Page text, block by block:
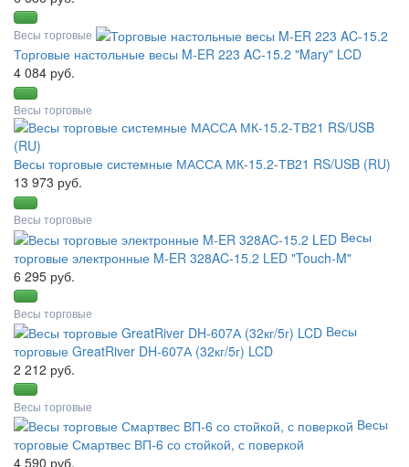
Весы торговые
Торговые настольные весы M-ER 223 AC-15.2 "Mary" LCD
4 084 руб.
Весы торговые
Весы торговые системные МАССА МК-15.2-ТВ21 RS/USB (RU)
13 973 руб.
Весы торговые
Весы
торговые электронные M-ER 328AC-15.2 LED "Touch-M"
6 295 руб.
Весы торговые
Весы
торговые GreatRiver DH-607А (32кг/5г) LCD
2 212 руб.
Весы торговые
Весы
торговые Смартвес ВП-6 со стойкой, с поверкой
4 590 руб.